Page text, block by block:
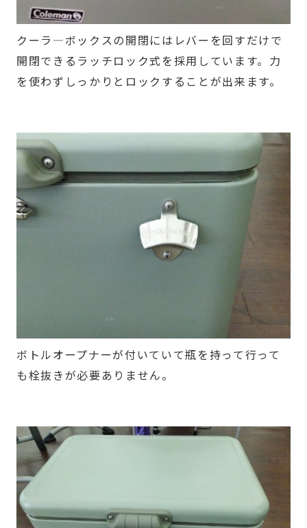
クーラ―ボックスの開閉にはレバーを回すだけで
開閉できるラッチロック式を採用しています。力
を使わずしっかりとロックすることが出来ます。
ボトルオープナーが付いていて瓶を持って行って
も栓抜きが必要ありません。